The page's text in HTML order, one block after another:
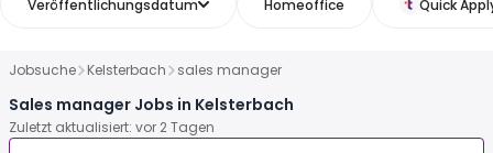
Veröffentlichungsdatum Homeoffice Quick
Jobsuche Kelsterbach sales manager
Sales manager Jobs in Kelsterbach
Zuletzt aktualisiert: vor 2 Tagen